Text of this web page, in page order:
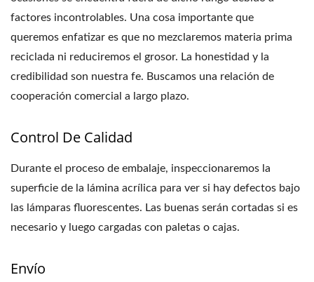
factores incontrolables. Una cosa importante que
queremos enfatizar es que no mezclaremos materia prima
reciclada ni reduciremos el grosor. La honestidad y la
credibilidad son nuestra fe. Buscamos una relación de
cooperación comercial a largo plazo.
Control De Calidad
Durante el proceso de embalaje, inspeccionaremos la
superficie de la lámina acrílica para ver si hay defectos bajo
las lámparas fluorescentes. Las buenas serán cortadas si es
necesario y luego cargadas con paletas o cajas.
Envío